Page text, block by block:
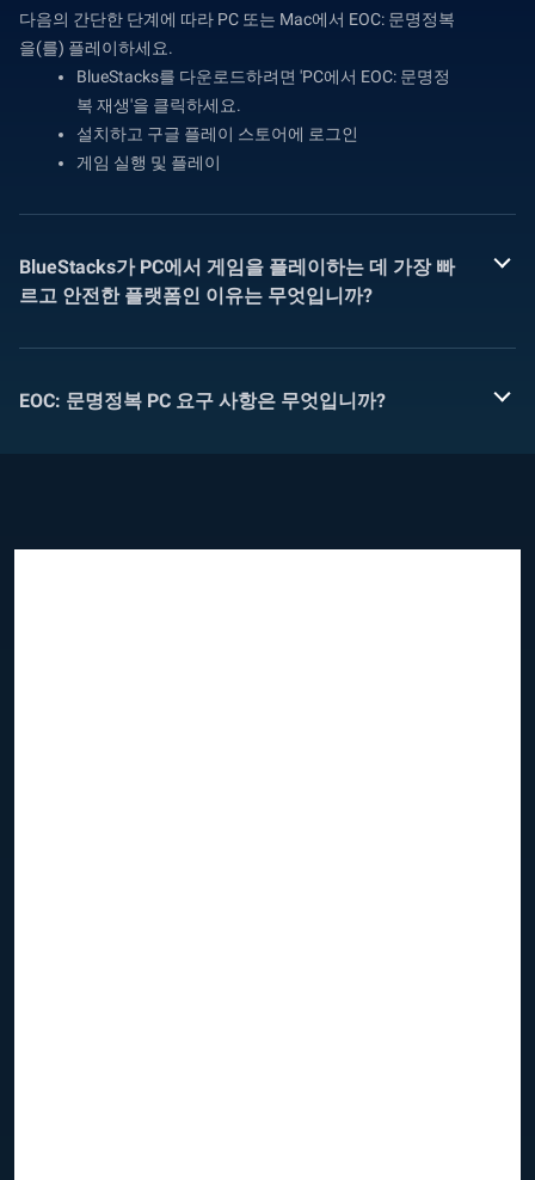
다음의 간단한 단계에 따라 PC 또는 Mac에서 EOC: 문명정복
을(를) 플레이하세요.
BlueStacks를 다운로드하려면 'PC에서 EOC: 문명정
복 재생'을 클릭하세요.
설치하고 구글 플레이 스토어에 로그인
게임 실행 및 플레이
BlueStacks가 PC에서 게임을 플레이하는 데 가장 빠
르고 안전한 플랫폼인 이유는 무엇입니까?
EOC: 문명정복 PC 요구 사항은 무엇입니까?